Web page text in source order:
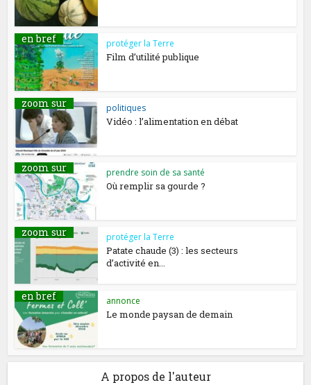
en bref protéger la Terre
Film d’utilité publique
zoom sur politiques
Vidéo : l’alimentation en débat
zoom sur prendre soin de sa santé
Où remplir sa gourde ?
zoom sur protéger la Terre
Patate chaude (3) : les secteurs
d’activité en...
en bref annonce
Le monde paysan de demain
A propos de l'auteur